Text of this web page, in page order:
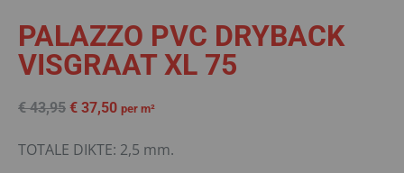
PALAZZO PVC DRYBACK
VISGRAAT XL 75
€43,95 € 37,50 per m²
TOTALE DIKTE: 2,5 mm.